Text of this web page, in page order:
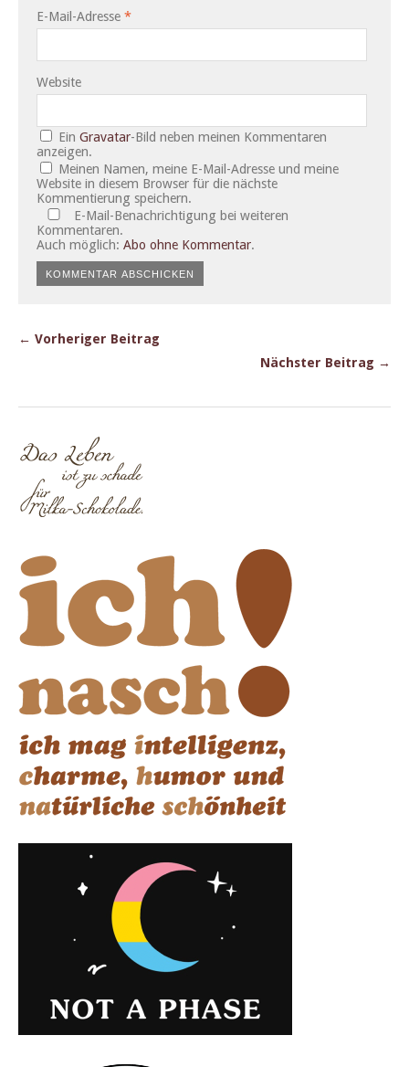
E-Mail-Adresse *
Website
EinGravatar-Bild neben meinen Kommentaren
anzeigen.
Meinen Namen, meine E-Mail-Adresse und meine
Website in diesem Browser für die nächste
Kommentierung speichern.
E-Mail-Benachrichtigung bei weiteren
Kommentaren.
Auch möglich: Abo ohne Kommentar.
← Vorheriger Beitrag
Nächster Beitrag →